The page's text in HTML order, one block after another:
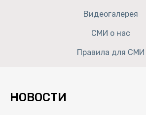
Видеогалерея
СМИ о нас
Правила для СМИ
НОВОСТИ